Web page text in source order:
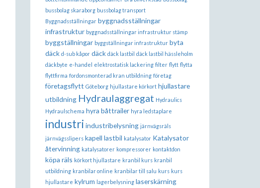
bussbolag skaraborg bussbolag transport
Byggnadsställningar byggnadsställningar
infrastruktur byggnadsställningar infrastruktur stämp
byggställningar byggställningar infrastruktur byta
däck d-sub kåpor däck däck lastbil däck lastbil hässleholm
däckbyte e-handel elektrostatisk lackering filter flytt flytta
flyttfirma fordonsmonterad kran utbildning företag
företagsflytt Göteborg hjullastare körkort hjullastare
utbildning Hydraulaggregat Hydraulics
Hydraulschema hyra båttrailer hyra ledstaplare
industri industribelysning järnvägsräls
järnvägsslipers kapell lastbil katalysator Katalysator
återvinning katalysatorer kompressorer kontaktdon
köpa räls körkort hjullastare kranbil kurs kranbil
utbildning kranbilar online kranbilar till salu kurs kurs
hjullastare kylrum lagerbelysning laserskärning